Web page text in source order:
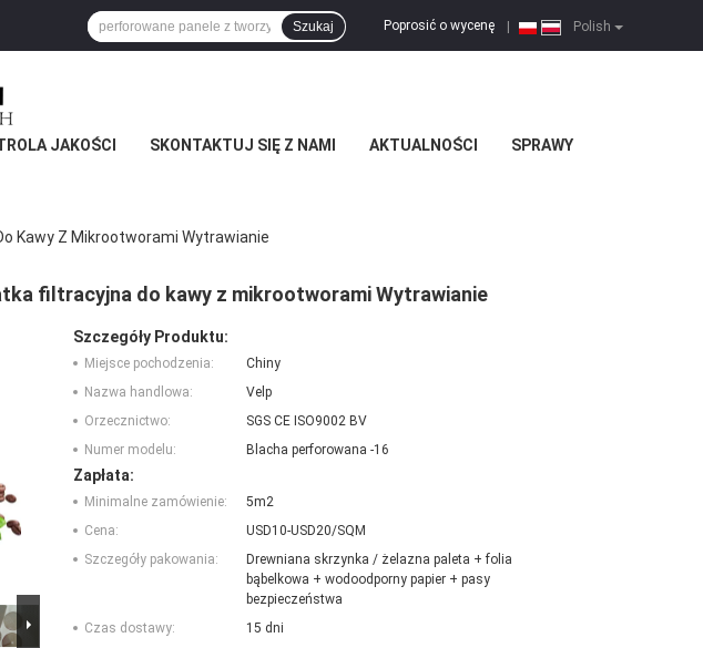
Polish
Poprosić o wycenę
Szukaj
JAKOŚCI SKONTAKTUJ SIĘ Z NAMI AKTUALNOŚCI SPRAWY
Kawy Z Mikrootworami Wytrawianie
filtracyjna do kawy z mikrootworami Wytrawianie
Szczegóły Produktu:
Miejsce pochodzenia:
Chiny
Nazwa handlowa:
Velp
Orzecznictwo:
SGS CE ISO9002 BV
Numer modelu:
Blacha perforowana -16
Zapłata:
Minimalne zamówienie:
5m2
Cena:
USD10-USD20/SQM
Szczegóły pakowania:
Drewniana skrzynka / żelazna paleta + folia
bąbelkowa + wodoodporny papier + pasy
bezpieczeństwa
Czas dostawy:
15 dni